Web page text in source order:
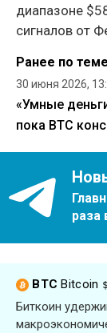
диапазоне
сигналов от
Ранее по
30 июня 2026,
«Умные
пока BTC
раза
BTCBitcoin
Биткоин